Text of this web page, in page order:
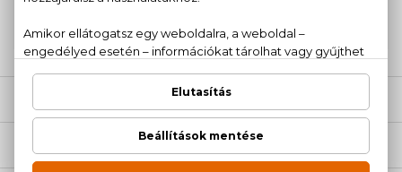
Kérdésed van, elakadtál? Hívd ügyfélszolgálatunkat: